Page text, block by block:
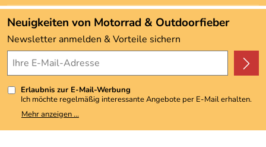
Angebote
Kundenbewertungen (3.493)
4,9/5*****
Neuigkeiten von Motorrad & Outdoorfieber
Newsletter anmelden & Vorteile sichern
Erlaubnis zur E-Mail-Werbung
Ich möchte regelmäßig interessante Angebote per E-Mail erhalten.
Meine E-Mail-Adresse wird nicht an andere Unternehmen
weitergegeben. Zu statistischen Zwecken wird in anonymer Form
Mehr anzeigen ...